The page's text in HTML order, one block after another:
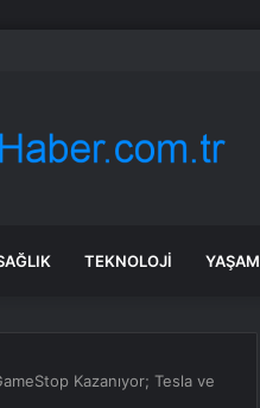
TEKNOLOJI YAŞAM
Kazanıyor; Tesla ve